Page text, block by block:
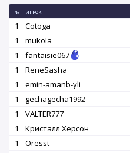
№ ИГРОК
1 Cotoga
1
mukola
1
fantaisie067
1
ReneSasha
1
emin-amanb-yli
1
gechagecha1992
1
VALTER777
1
Кристалл Херсон
1
Oresst